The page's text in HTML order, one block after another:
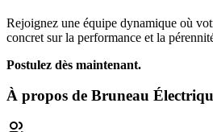
Rejoignez une équipe dynamique où
concret sur la performance et la
Postulez dès maintenant.
À propos de Bruneau